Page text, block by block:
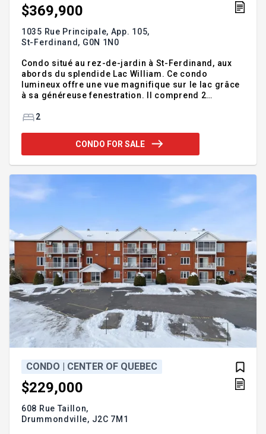
$369,900
1035 Rue Principale, App. 105,
St-Ferdinand, G0N 1N0
Condo situé au rez-de-jardin à St-Ferdinand, aux
abords du splendide Lac William. Ce condo
lumineux offre une vue magnifique sur le lac grâce
à sa généreuse fenestration. Il comprend 2
un intérieur au goût du jour. L'accès direct au
pleinement du cadre naturel. Un lieu paisible où
confort et tranquillité se rencontrent!
2
CONDO FOR SALE
CONDO | CENTER OF QUEBEC
$229,000
608 Rue Taillon,
Drummondville, J2C 7M1